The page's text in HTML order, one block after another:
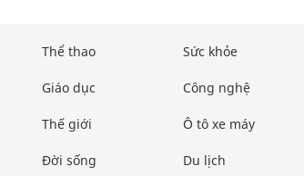
Thể thao
Giáo dục
Thế giới
Đời sống
Sức khỏe
Công nghệ
Ô tô xe máy
Du lịch